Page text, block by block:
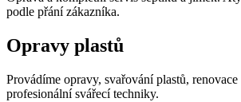
podle přání zákazníka.
Opravy plastů
Provádíme opravy, svařování plastů,
profesionální svářecí techniky.